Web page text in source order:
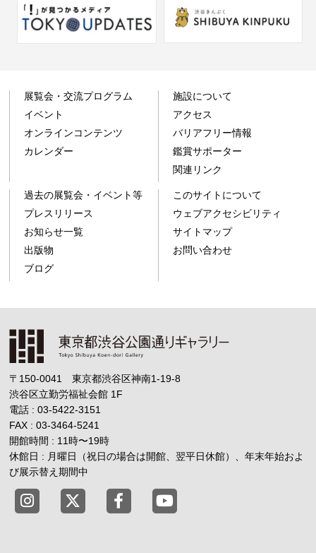
展覧会・交流プログラム
イベント
オンラインコンテンツ
カレンダー
施設について
アクセス
バリアフリー情報
鑑賞サポーター
関連リンク
過去の展覧会・イベント等
プレスリリース
お知らせ一覧
出版物
ブログ
このサイトについて
ウェブアクセシビリティ
サイトマップ
お問い合わせ
〒150-0041 東京都渋谷区神南1-19-8
渋谷区立勤労福祉会館 1F
電話 : 03-5422-3151
FAX : 03-3464-5241
開館時間 : 11時〜19時
休館日 : 月曜日（祝日の場合は開館、翌平日休館）、年末年始およ
び展示替え期間中
東京都渋谷公園通りギャラリー X
東京都渋谷公園通りギャラリー
東京都渋谷公園通りギャ